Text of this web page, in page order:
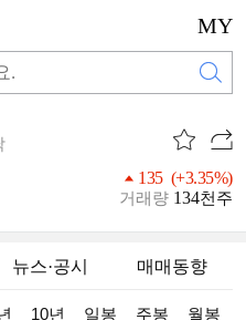
MY
135 (+3.35%)
거래량 134천주
뉴스·공시 매매동향
10년 일봉 주봉 월봉